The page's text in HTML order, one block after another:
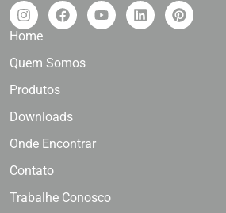
Home
Quem Somos
Produtos
Downloads
Onde Encontrar
Contato
Trabalhe Conosco